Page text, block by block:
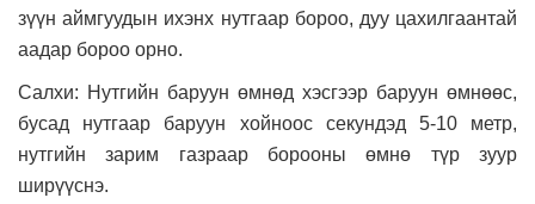
зүүн аймгуудын ихэнх нутгаар бороо, дуу цахилгаантай
аадар бороо орно.
Салхи: Нутгийн баруун өмнөд хэсгээр баруун өмнөөс,
бусад нутгаар баруун хойноос секундэд 5-10 метр,
нутгийн зарим газраар борооны өмнө түр зуур
ширүүснэ.